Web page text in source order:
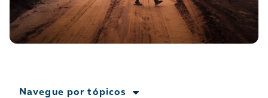
direitos humanos no Brasil. Para continuar,
esse trabalho precisa da sua doação!
VEJA COMO APOIAR!
Navegue por tópicos